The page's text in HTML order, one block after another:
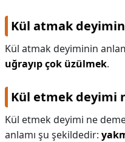
Kül atmak
Kül atmak deyiminin
uğrayıp çok üzülmek.
Kül etmek deyimi
Kül etmek deyimi ne
anlamı şu şekildedir: